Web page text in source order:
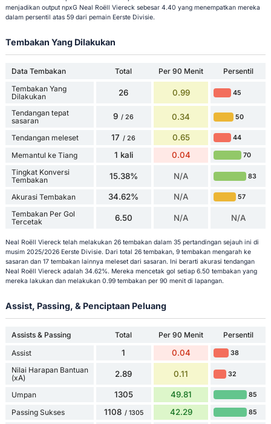
menjadikan output npxG Neal Roëll Viereck sebesar 4.40 yang menempatkan mereka
dalam persentil atas 59 dari pemain Eerste Divisie.
Tembakan Yang Dilakukan
Data Tembakan Total Per 90 Menit
Persentil
Tembakan Yang
Dilakukan
26 0.99 45
Tendangan tepat
sasaran
9 / 26 0.34 50
Tendangan meleset 17 / 26 0.65 44
Memantul ke Tiang 1 kali 0.04 70
Tingkat Konversi
Tembakan
15.38% N/A 83
Akurasi Tembakan 34.62% N/A 57
Tembakan Per Gol
Tercetak
6.50 N/A N/A
Neal Roëll Viereck telah melakukan 26 tembakan dalam 35 pertandingan sejauh ini di
musim 2025/2026 Eerste Divisie. Dari total 26 tembakan, 9 tembakan mengarah ke
sasaran dan 17 tembakan lainnya meleset dari sasaran. Ini berarti akurasi tendangan
Neal Roëll Viereck adalah 34.62%. Mereka mencetak gol setiap 6.50 tembakan yang
mereka lakukan dan melakukan 0.99 tembakan per 90 menit di lapangan.
Assist, Passing, & Penciptaan Peluang
Assists & Passing Total Per 90 Menit
Persentil
Assist
1 0.04 38
Nilai Harapan Bantuan
(xA)
2.89 0.11 32
Umpan 1305 49.81 85
Passing Sukses 1108 / 1305 42.29 85